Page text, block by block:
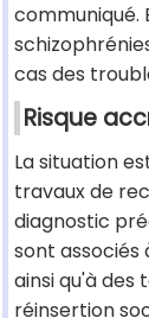
communiqué.
cas des
Risque
La situation
travaux de
diagnostic
sont associés
ainsi qu'à des
réinsertion